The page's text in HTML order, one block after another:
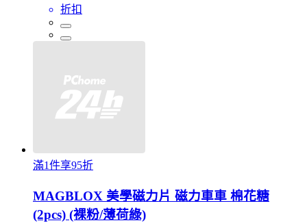
折扣
滿1件享95折
MAGBLOX 美學磁力片 磁力車車 棉花糖
(2pcs) (裸粉/薄荷綠)